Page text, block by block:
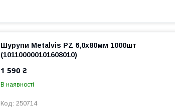
Шурупи Metalvis PZ 6,0х80мм 1000шт
(101100000101608010)
1 590 ₴
В наявності
250714